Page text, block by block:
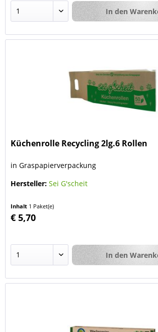
In den
Küchenrolle Recycling 2lg.6 Rollen
in Graspapierverpackung
Hersteller: Sei G'scheit
Inhalt 1 Paket(e)
€ 5,70
In den